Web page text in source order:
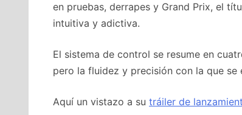
en pruebas, derrapes y Grand Prix, el
intuitiva y adictiva.
El sistema de control se resume en
pero la fluidez y precisión con la que se
Aquí un vistazo a su tráiler de